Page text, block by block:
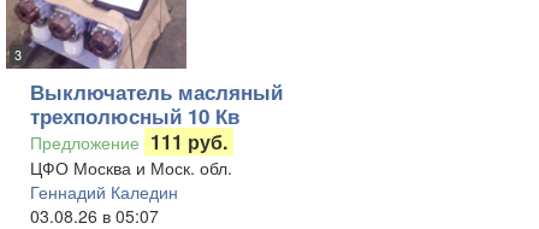
3
Выключатель масляный
трехполюсный 10 Кв
Предложение 111 руб.
ЦФО Москва и Моск. обл.
Геннадий Каледин
03.08.26 в 05:07